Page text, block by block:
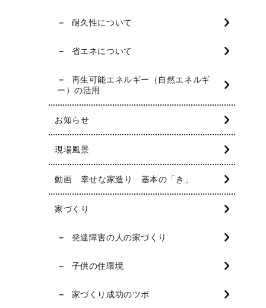
耐久性について
省エネについて
再生可能エネルギー（自然エネルギ
ー）の活用
お知らせ
現場風景
動画 幸せな家造り 基本の「き」
家づくり
発達障害の人の家づくり
子供の住環境
家づくり成功のツボ